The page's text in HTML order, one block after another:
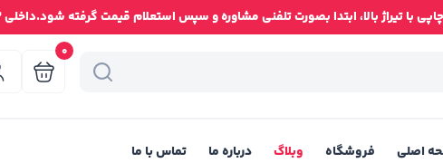
تیراژ بالا، ابتدا بصورت تلفنی مشاوره و سپس استعلام قیمت گرفته شود.داخلی 102-101
0
اصلی فروشگاه وبلاگ درباره ما تماس با ما